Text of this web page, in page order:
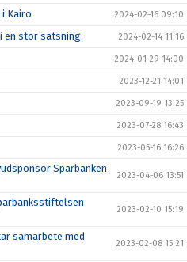
i Kairo 2024-02-16 09:10
en stor satsning 2024-02-14 11:16
2024-01-29 14:00
2023-12-21 14:01
2023-09-19 13:25
2023-07-28 16:43
2023-05-16 16:26
Sparbanken
2023-04-06 13:51
2023-02-10 15:19
samarbete med
2023-02-08 15:21